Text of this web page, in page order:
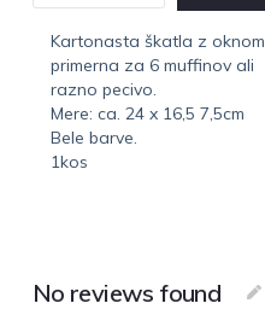
Kartonasta škatla z oknom
primerna za 6 muffinov ali
razno pecivo.
Mere: ca. 24 x 16,5 7,5cm
Bele barve.
1kos
No reviews found